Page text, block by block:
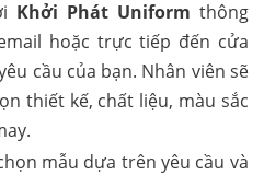
Khởi Phát Uniform thông
hoặc trực tiếp đến cửa
cầu của bạn. Nhân viên sẽ
thiết kế, chất liệu, màu sắc
mẫu dựa trên yêu cầu và